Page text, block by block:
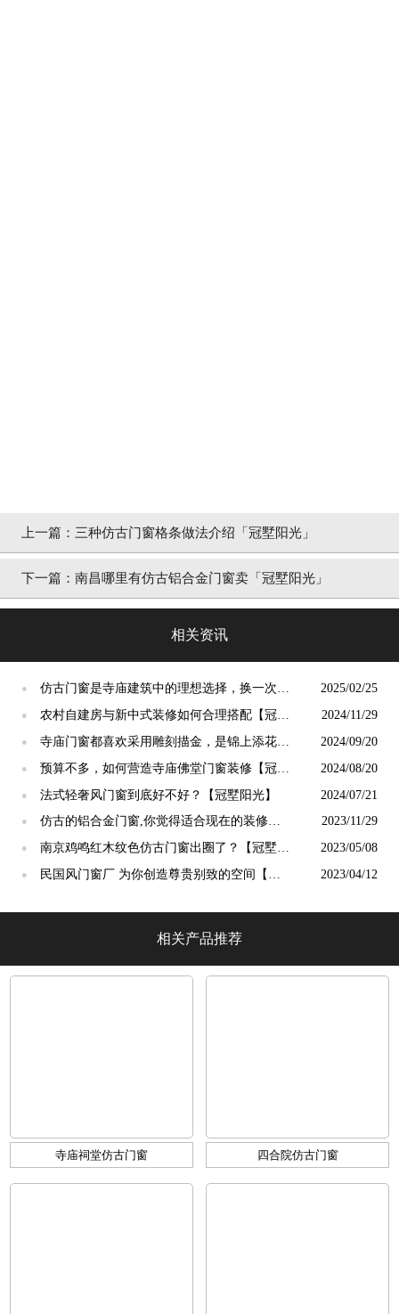
上一篇： 三种仿古门窗格条做法介绍「冠墅阳光」
下一篇： 南昌哪里有仿古铝合金门窗卖「冠墅阳光」
相关资讯
●
仿古门窗是寺庙建筑中的理想选择，换一次用
终生【冠墅阳光】
2025/02/25
●
农村自建房与新中式装修如何合理搭配【冠墅
阳光】
2024/11/29
●
寺庙门窗都喜欢采用雕刻描金，是锦上添花
吗？【冠墅阳光】
2024/09/20
●
预算不多，如何营造寺庙佛堂门窗装修【冠墅
阳光】
2024/08/20
● 法式轻奢风门窗到底好不好？【冠墅阳光】 2024/07/21
●
仿古的铝合金门窗,你觉得适合现在的装修吗?
【冠墅阳光】
2023/11/29
●
南京鸡鸣红木纹色仿古门窗出圈了？【冠墅阳
光】
2023/05/08
●
民国风门窗厂 为你创造尊贵别致的空间【冠
2023/04/12
相关产品推荐
寺庙祠堂仿古门窗 四合院仿古门窗